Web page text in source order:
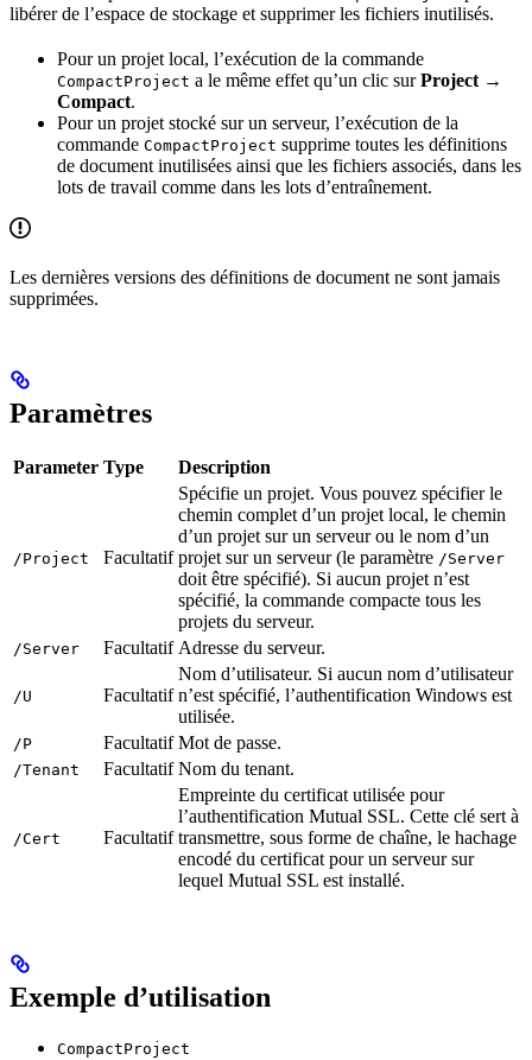
libérer de l’espace de stockage et supprimer les fichiers inutilisés.
Pour un projet local, l’exécution de la commande
CompactProject a le même effet qu’un clic surProject →
Compact.
Pour un projet stocké sur un serveur, l’exécution de la
commande CompactProject supprime toutes les définitions
de document inutilisées ainsi que les fichiers associés, dans les
lots de travail comme dans les lots d’entraînement.
Les dernières versions des définitions de document ne sont jamais
supprimées.
Paramètres
Parameter Type Description
/Project Facultatif
Spécifie un projet. Vous pouvez spécifier le
chemin complet d’un projet local, le chemin
d’un projet sur un serveur ou le nom d’un
projet sur un serveur (le paramètre /Server
doit être spécifié). Si aucun projet n’est
spécifié, la commande compacte tous les
projets du serveur.
/Server Facultatif Adresse du serveur.
/U Facultatif
Nom d’utilisateur. Si aucun nom d’utilisateur
n’est spécifié, l’authentification Windows est
utilisée.
/P Facultatif Mot de passe.
/Tenant Facultatif Nom du tenant.
/Cert Facultatif
Empreinte du certificat utilisée pour
l’authentification Mutual SSL. Cette clé sert à
transmettre, sous forme de chaîne, le hachage
encodé du certificat pour un serveur sur
lequel Mutual SSL est installé.
Exemple d’utilisation
CompactProject